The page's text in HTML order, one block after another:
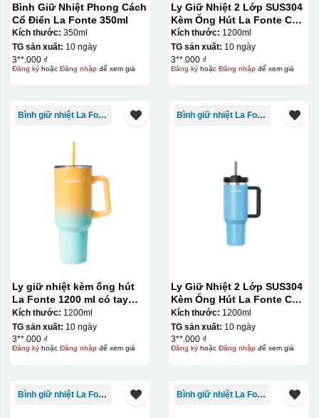
Bình Giữ Nhiệt Phong Cách
Cổ Điển La Fonte 350ml
Kích thước: 350ml
TG sản xuất: 10 ngày
3**.000 ₫
Đăng kýhoặc Đăng nhậpđể xem giá
Ly Giữ Nhiệt 2 Lớp SUS304
Kèm Ống Hút La Fonte Có
Tay Cầm 1200ml
Kích thước: 1200ml
TG sản xuất: 10 ngày
3**.000 ₫
Đăng kýhoặc Đăng nhậpđể xem giá
Bình giữ nhiệt La Fonte
Ly giữ nhiệt kèm ống hút
La Fonte 1200 ml có tay
cầm – 012317
Kích thước: 1200ml
TG sản xuất: 10 ngày
3**.000 ₫
Đăng kýhoặc Đăng nhậpđể xem giá
Bình giữ nhiệt La Fonte
Ly Giữ Nhiệt 2 Lớp SUS304
Kèm Ống Hút La Fonte Có
Tay Cầm 1200ml
Kích thước: 1200ml
TG sản xuất: 10 ngày
3**.000 ₫
Đăng kýhoặc Đăng nhậpđể xem giá
Bình giữ nhiệt La Fonte Bình giữ nhiệt La Fonte